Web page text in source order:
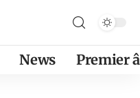
News Premier